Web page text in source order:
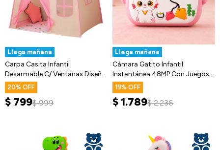
Llega mañana
Carpa Casita Infantil
Desarmable C/ Ventanas Diseño
Infantil
20
$ 799$ 999
Llega mañana
Cámara Gatito Infantil
Instantánea 48MP Con Juegos Y
Música
19
$ 1.789$ 2.236